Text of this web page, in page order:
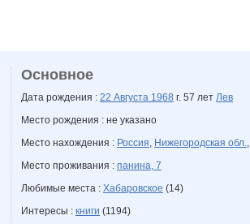
Основное
Дата рождения : 22 Августа 1968 г. 57 лет Лев
Место рождения : не указано
Место нахождения : Россия, Нижегородская обл.,
Место проживания : панина, 7
Любимые места : Хабаровское (14)
Интересы : книги (1194)